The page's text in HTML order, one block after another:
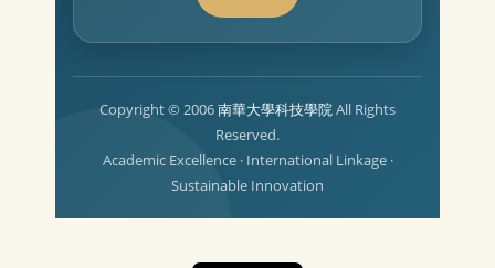
Copyright © 2006 南華大學科技學院 All Rights
Reserved.
Academic Excellence · International Linkage ·
Sustainable Innovation